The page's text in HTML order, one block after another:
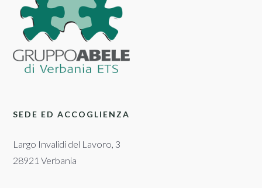
SEDE ED ACCOGLIENZA
Largo Invalidi del Lavoro, 3
28921 Verbania